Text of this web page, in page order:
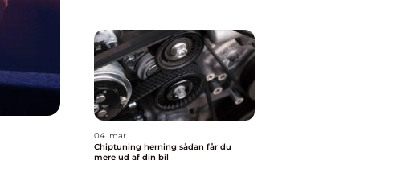
04. mar
Chiptuning herning sådan får du
mere ud af din bil